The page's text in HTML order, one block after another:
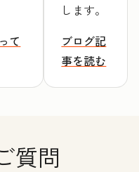
て
します。
ブログ記
事を読む
質問